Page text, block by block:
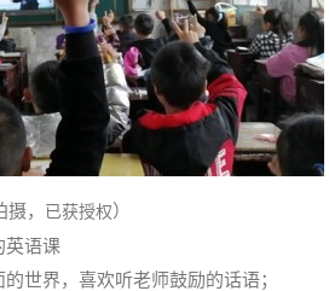
， 已获授权 ）
英语课
世界，喜欢听老师鼓励的话语；